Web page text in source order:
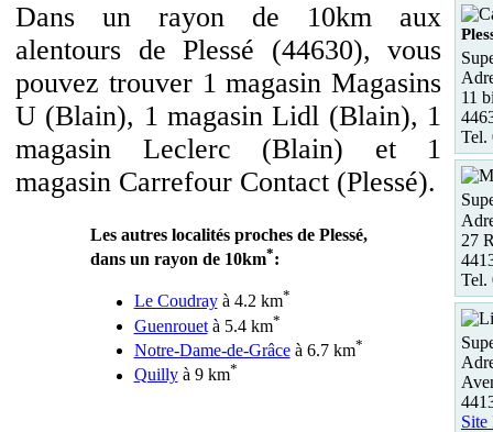
Dans un rayon de 10km aux
alentours de Plessé (44630), vous
pouvez trouver 1 magasin Magasins
U (Blain), 1 magasin Lidl (Blain), 1
magasin Leclerc (Blain) et 1
magasin Carrefour Contact (Plessé).
Les autres localités proches de Plessé,
dans un rayon de 10km*:
Le Coudrayà 4.2 km*
Guenrouetà 5.4 km*
Notre-Dame-de-Grâceà 6.7 km*
Quillyà 9 km*
11
Tel.
27
Tel.
Site